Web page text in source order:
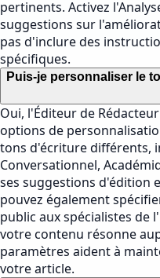
pertinents. Activez
suggestions sur
pas d'inclure des
spécifiques.
Puis-je personnaliser le
Oui, l'Éditeur de
options de
tons d'écriture différents,
Conversationnel,
ses suggestions d'édition
pouvez également
public aux spécialistes de
votre contenu résonne
paramètres aident à
votre article.